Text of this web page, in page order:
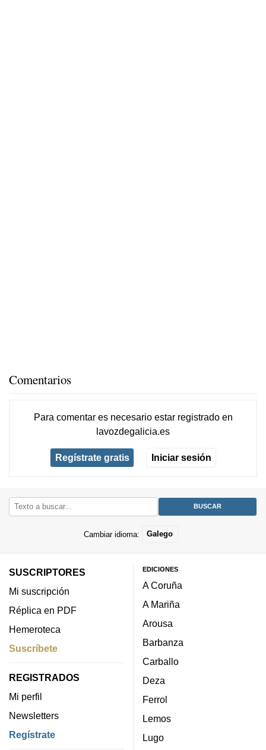
Comentarios
Para comentar es necesario estar registradoen
lavozdegalicia.es
Regístrate gratis Iniciar sesión
Cambiar idioma: Galego
SUSCRIPTORES
Mi suscripción
Réplica en PDF
Hemeroteca
Suscríbete
REGISTRADOS
Mi perfil
Newsletters
Regístrate
EDICIONES
A Coruña
A Mariña
Arousa
Barbanza
Carballo
Deza
Ferrol
Lemos
Lugo